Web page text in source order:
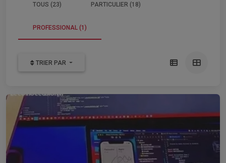
TOUS (23) PARTICULIER (18)
PROFESSIONAL (1)
TRIER PAR